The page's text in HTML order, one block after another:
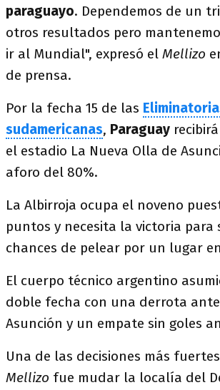
paraguayo. Dependemos de un
otros resultados pero
ir al Mundial", expresó el Mellizo
de prensa.
Por la fecha 15 de las
sudamericanas, Paraguay
el estadio La Nueva Olla de
aforo del 80%.
La Albirroja ocupa el noveno
puntos y necesita la victoria para
chances de pelear por un lugar
El cuerpo técnico argentino
doble fecha con una derrota ante
Asunción y un empate sin goles
Una de las decisiones más
Mellizo fue mudar la localía del